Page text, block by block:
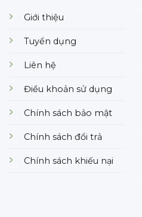
Giới thiệu
Tuyển dụng
Liên hệ
Điều khoản sử dụng
Chính sách bảo mật
Chính sách đổi trả
Chính sách khiếu nại